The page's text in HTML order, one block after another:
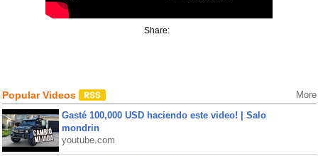
Share:
Popular Videos More
Gasté 100,000 USD haciendo este video! | Salo
mondrin
youtube.com